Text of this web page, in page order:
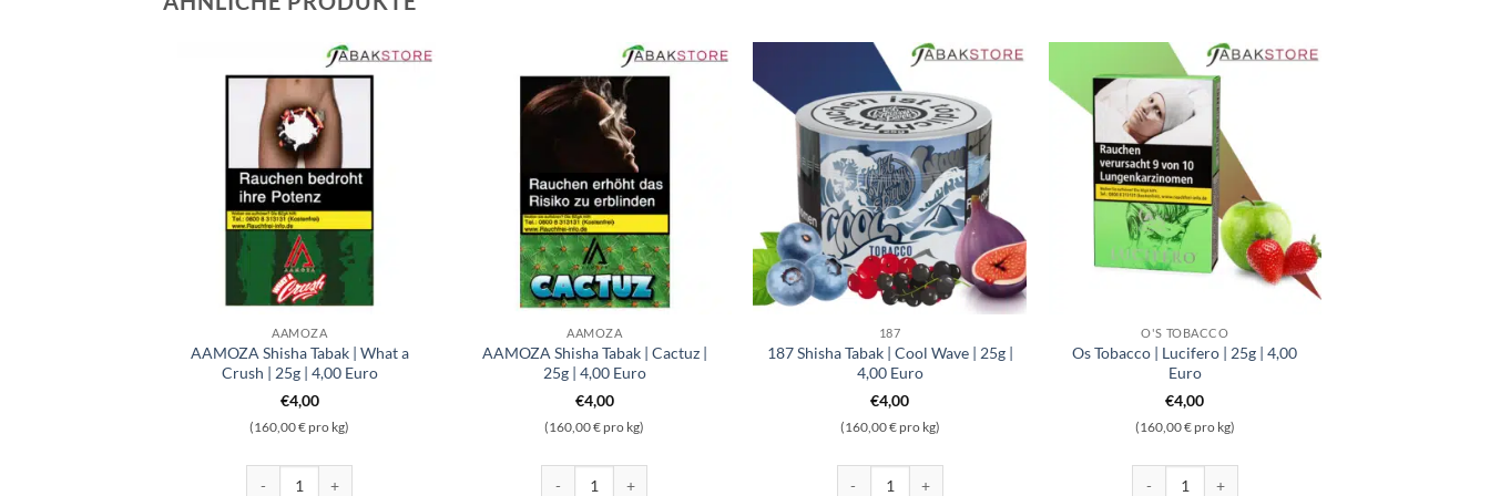
AAMOZA
AAMOZA Shisha Tabak | What a
Crush | 25g | 4,00 Euro
€4,00
(160,00 € pro kg)
AAMOZA
AAMOZA Shisha Tabak | Cactuz |
25g | 4,00 Euro
€4,00
(160,00 € pro kg)
187
187 Shisha Tabak | Cool Wave | 25g |
4,00 Euro
€4,00
(160,00 € pro kg)
O'S TOBACCO
Os Tobacco | Lucifero | 25g | 4,00
Euro
€4,00
(160,00 € pro kg)